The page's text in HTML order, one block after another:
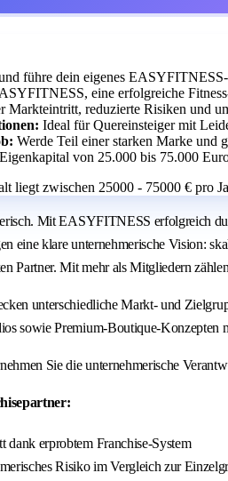
führe dein eigenes
eine erfolgreiche
Markteintritt, reduzierte Risiken und
Ideal für Quereinsteiger mit
Werde Teil einer starken Marke und
Eigenkapital von 25.000 bis 75.000
liegt zwischen 25000 - 75000 € pro
Mit EASYFITNESS erfolgreich
eine klare unternehmerische Vision:
Partner. Mit mehr als Mitgliedern
unterschiedliche Markt- und
sowie Premium-Boutique-Konzepten
Sie die unternehmerische
dank erprobtem Franchise-System
Risiko im Vergleich zur